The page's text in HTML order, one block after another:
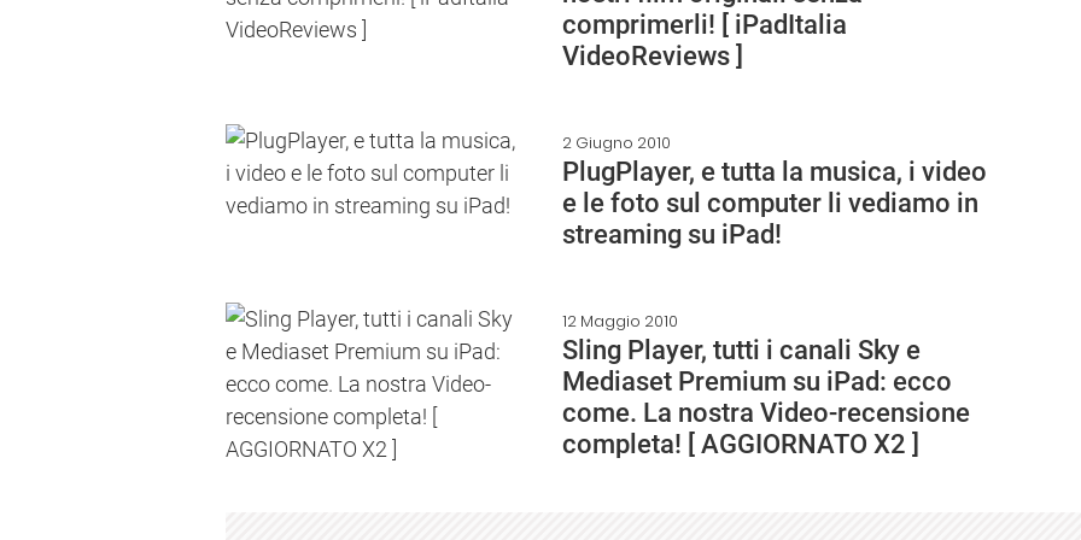
comprimerli! [ iPadItalia
VideoReviews ]
2 Giugno 2010
PlugPlayer, e tutta la musica, i video
e le foto sul computer li vediamo in
streaming su iPad!
12 Maggio 2010
Sling Player, tutti i canali Sky e
Mediaset Premium su iPad: ecco
come. La nostra Video-recensione
completa! [ AGGIORNATO X2 ]